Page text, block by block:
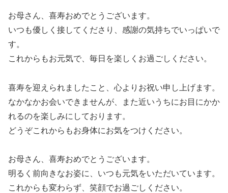
お母さん、喜寿おめでとうございます。
いつも優しく接してくださり、感謝の気持ちでいっぱいで
す。
これからもお元気で、毎日を楽しくお過ごしください。
喜寿を迎えられましたこと、心よりお祝い申し上げます。
なかなかお会いできませんが、また近いうちにお目にかか
れるのを楽しみにしております。
どうぞこれからもお身体にお気をつけください。
お母さん、喜寿おめでとうございます。
明るく前向きなお姿に、いつも元気をいただいています。
これからも変わらず、笑顔でお過ごしください。